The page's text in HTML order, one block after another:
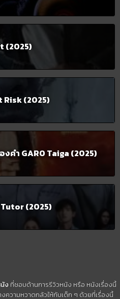
(2025)
(2025)
คำ GARO Taiga (2025)
(2025)
ง ที่ชอบด้านการรีวิวหนัง หรือ หนังเรื่องนี้
ความหวาดกลัวให้กับเด็ก ๆ ด้วยที่เรื่องนี้